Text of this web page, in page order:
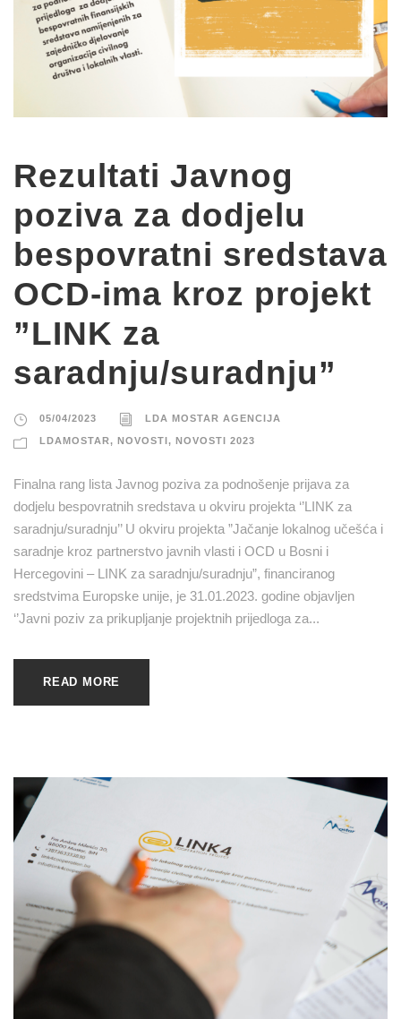
Rezultati Javnog
poziva za dodjelu
bespovratni sredstava
OCD-ima kroz projekt
”LINK za
saradnju/suradnju”
05/04/2023 LDA MOSTAR AGENCIJA
LDAMOSTAR, NOVOSTI , NOVOSTI 2023
Finalna rang lista Javnog poziva za podnošenje prijava za
dodjelu bespovratnih sredstava u okviru projekta ‘’LINK za
saradnju/suradnju’’ U okviru projekta ”Jačanje lokalnog učešća i
saradnje kroz partnerstvo javnih vlasti i OCD u Bosni i
Hercegovini – LINK za saradnju/suradnju”, financiranog
sredstvima Europske unije, je 31.01.2023. godine objavljen
‘’Javni poziv za prikupljanje projektnih prijedloga za...
READ MORE